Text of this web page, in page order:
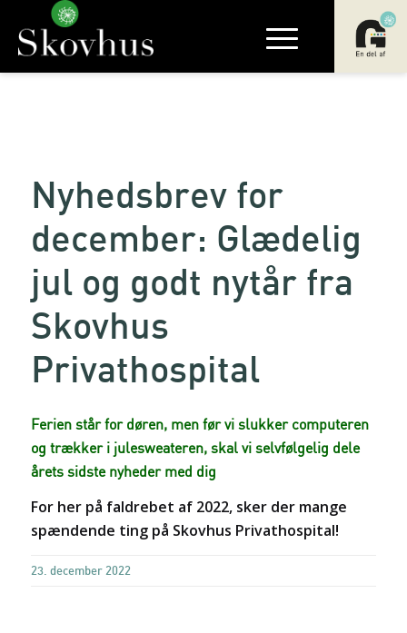
Nyhedsbrev for
december: Glædelig
jul og godt nytår fra
Skovhus
Privathospital
Ferien står for døren, men før vi slukker computeren
og trækker i julesweateren, skal vi selvfølgelig dele
årets sidste nyheder med dig
For her på faldrebet af 2022, sker der mange
spændende ting på Skovhus Privathospital!
23. december 2022